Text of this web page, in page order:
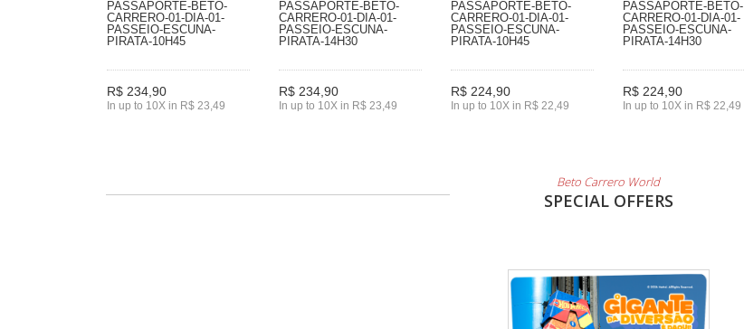
PASSAPORTE-BETO-
CARRERO-01-DIA-01-
PASSEIO-ESCUNA-
PIRATA-10H45
R$ 234,90
In up to 10X in R$ 23,49
PASSAPORTE-BETO-
CARRERO-01-DIA-01-
PASSEIO-ESCUNA-
PIRATA-14H30
R$ 234,90
In up to 10X in R$ 23,49
PASSAPORTE-BETO-
CARRERO-01-DIA-01-
PASSEIO-ESCUNA-
PIRATA-10H45
R$ 224,90
In up to 10X in R$ 22,49
PASSAPORTE-BETO-
CARRERO-01-DIA-01-
PASSEIO-ESCUNA-
PIRATA-14H30
R$ 224,90
In up to 10X in R$ 22,49
Beto Carrero World
SPECIAL OFFERS